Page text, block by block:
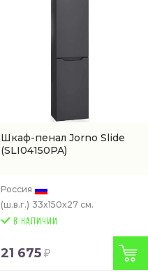
Шкаф-пенал Jorno Slide
(SLI04150PA)
Россия
(ш.в.г.) 33x150x27 см.
21 675